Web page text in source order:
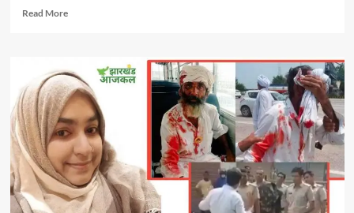
ने
TMH
से
माफ
करवाया
बकाया
बिल
Read MoreRead
के
तीन
दिवसीय
दौरे
पर
1
सितंबर
को
आएंगे
भाजपा